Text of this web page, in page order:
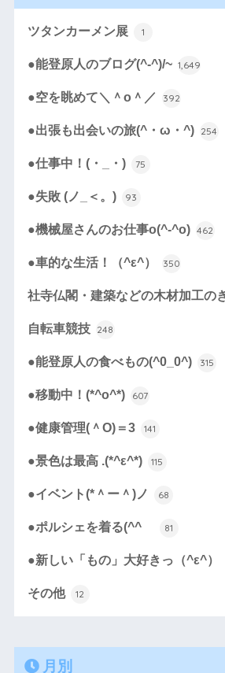
ツタンカーメン展 1
●能登原人のブログ(^-^)/~ 1,649
●空を眺めて＼＾o＾／ 392
●出張も出会いの旅(^・ω・^) 254
●仕事中！(・_・) 75
●失敗 (ノ_＜。) 93
●機械屋さんのお仕事o(^-^o) 462
●車的な生活！（^ε^） 350
社寺仏閣・建築などの木材加工の
自転車競技 248
●能登原人の食べもの(^0_0^) 315
●移動中！(*^o^*) 607
●健康管理(＾O)＝3 141
●景色は最高 .(*^ε^*) 115
●イベント(*＾ー＾)ノ 68
●ポルシェを着る(^^ゞ 81
●新しい「もの」大好きっ（^ε^）
その他 12
月別